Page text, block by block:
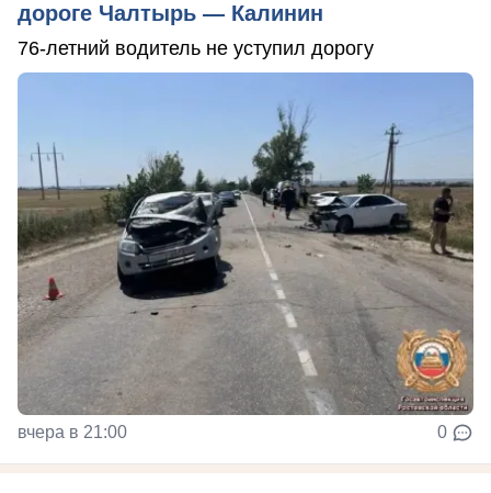
дороге Чалтырь — Калинин
76-летний водитель не уступил дорогу
вчера в 21:00 0